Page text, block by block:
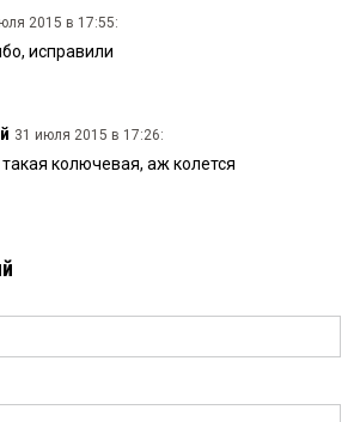
2015 в 17:55:
исправили
31 июля 2015 в 17:26:
такая колючевая, аж колется